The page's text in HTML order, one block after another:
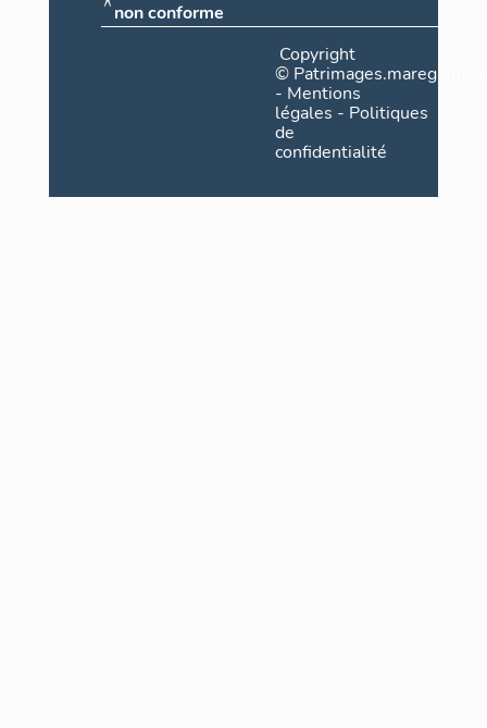
non conforme
Copyright
©
- Mentions
légales - Politiques
de
confidentialité